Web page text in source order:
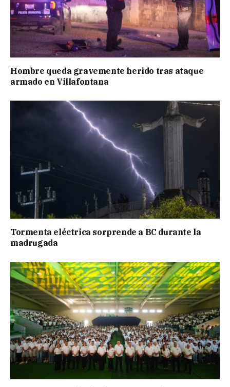
Hombre queda gravemente herido tras ataque
armado en Villafontana
Tormenta eléctrica sorprende a BC durante la
madrugada